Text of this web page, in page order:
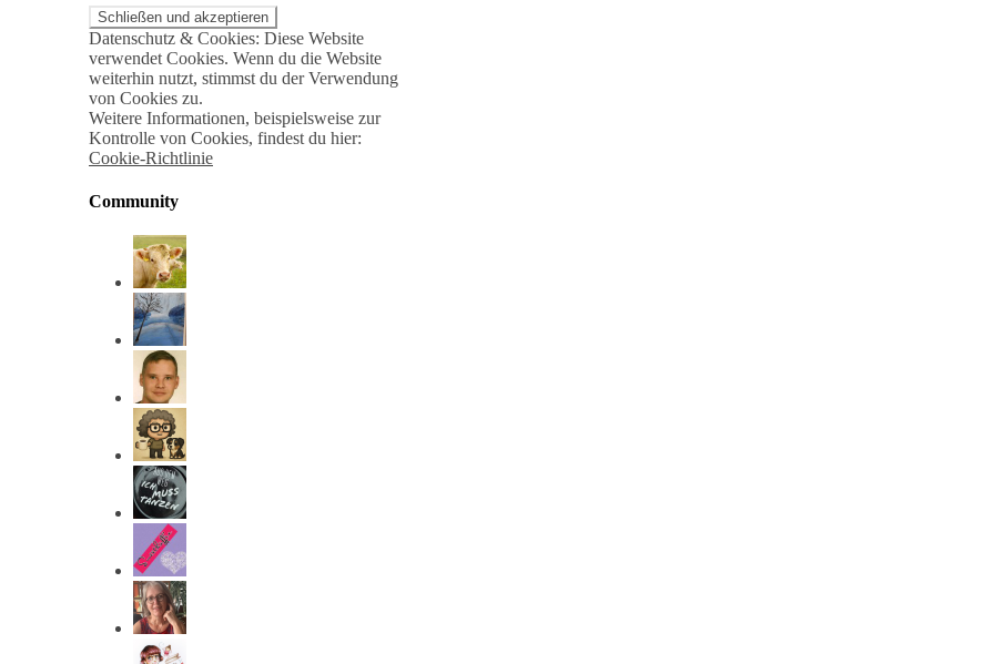
Datenschutz & Cookies: Diese Website
verwendet Cookies. Wenn du die Website
weiterhin nutzt, stimmst du der Verwendung
von Cookies zu.
Weitere Informationen, beispielsweise zur
Kontrolle von Cookies, findest du hier:
Cookie-Richtlinie
Community